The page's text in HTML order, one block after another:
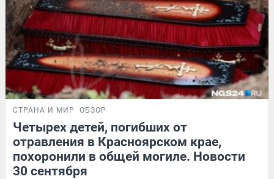
СТРАНА И МИР ОБЗОР
Четырех детей, погибших от
отравления в Красноярском крае,
похоронили в общей могиле. Новости
30 сентября